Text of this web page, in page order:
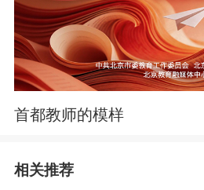
首都教师的模样
相关推荐